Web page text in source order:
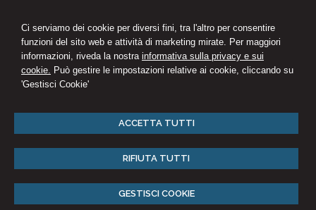
Ci serviamo dei cookie per diversi fini, tra l'altro per consentire
funzioni del sito web e attività di marketing mirate. Per maggiori
informazioni, riveda la nostra informativa sulla privacy e sui
cookie. Può gestire le impostazioni relative ai cookie, cliccando su
'Gestisci Cookie'
ACCETTA TUTTI
RIFIUTA TUTTI
GESTISCI COOKIE